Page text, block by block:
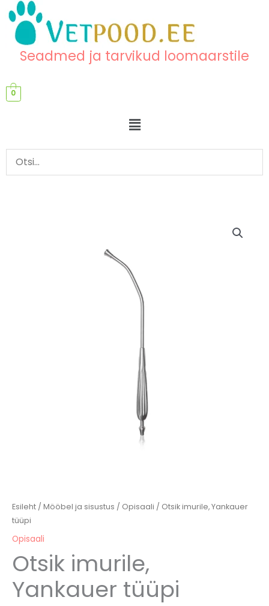
content
content
Seadmed ja tarvikud loomaarstile
0
Menu
Esileht / Mööbel ja sisustus / Opisaali / Otsik imurile, Yankauer
tüüpi
Opisaali
Otsik imurile,
Yankauer tüüpi